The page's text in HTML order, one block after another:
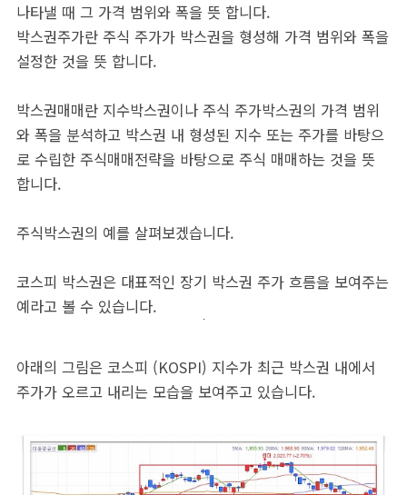
나타낼 때 그 가격 범위와 폭을 뜻 합니다.
박스권주가란 주식 주가가 박스권을 형성해 가격 범위와 폭을
설정한 것을 뜻 합니다.
박스권매매란 지수박스권이나 주식 주가박스권의 가격 범위
와 폭을 분석하고 박스권 내 형성된 지수 또는 주가를 바탕으
로 수립한 주식매매전략을 바탕으로 주식 매매하는 것을 뜻
합니다.
주식박스권의 예를 살펴보겠습니다.
코스피 박스권은 대표적인 장기 박스권 주가 흐름을 보여주는
예라고 볼 수 있습니다.
아래의 그림은 코스피 (KOSPI) 지수가 최근 박스권 내에서
주가가 오르고 내리는 모습을 보여주고 있습니다.